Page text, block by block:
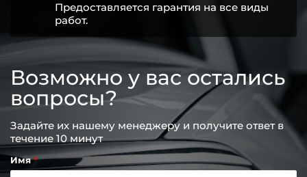
Предоставляется гарантия на все виды
работ.
Возможно у вас остались
вопросы?
Задайте их нашему менеджеру и получите ответ в
течение 10 минут
Имя